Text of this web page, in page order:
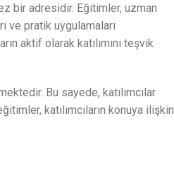
bir adresidir. Eğitimler, uzman
ve pratik uygulamaları
aktif olarak katılımını teşvik
Bu sayede, katılımcılar
katılımcıların konuya ilişkin